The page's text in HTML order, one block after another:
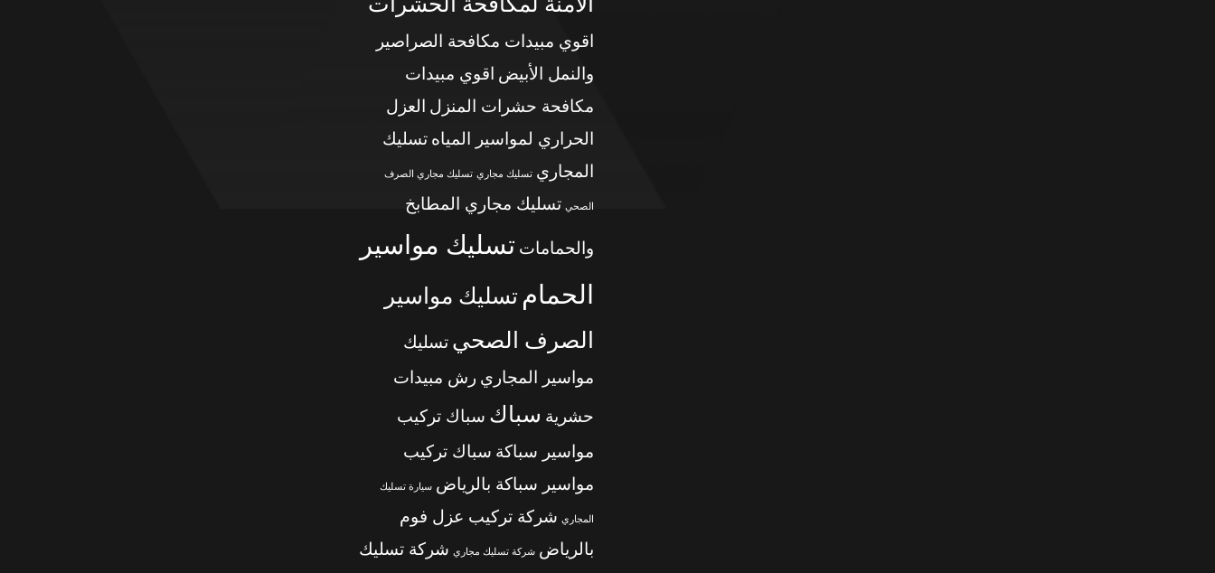
اقوي مبيدات مكافحة الصراصير
والنمل الأبيض اقوي مبيدات
مكافحة حشرات المنزل العزل
الحراري لمواسير المياه تسليك
المجاري تسليك مجاري تسليك مجاري الصرف
الصحي تسليك مجاري المطابخ
والحمامات تسليك مواسير
الحمام تسليك مواسير
الصرف الصحي تسليك
مواسير المجاري رش مبيدات
حشرية سباك سباك تركيب
مواسير سباكة سباك تركيب
مواسير سباكة بالرياض سيارة تسليك
المجاري شركة تركيب عزل فوم
بالرياض شركة تسليك مجاري شركة تسليك